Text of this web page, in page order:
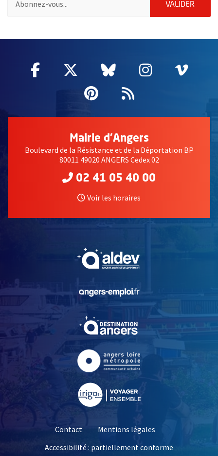
VALIDER
Facebook
, Ouvre une nouvelle fenêtre
Twitter
, Ouvre une nouvelle
Bluesky
, Ouvre une
Instagram
, Ouvre
,
Pinterest
, Ouvre une
Flux RSS
Mairie d'Angers
Boulevard de la Résistance et de la Déportation BP
80011 49020 ANGERS Cedex 02
02 41 05 40 00
Voir les horaires
, Ouvre une nouvelle
, Ouvre une nouvelle
Contact
Mentions légales
Accessibilité : partiellement conforme